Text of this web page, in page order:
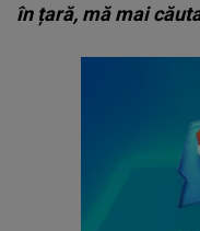
în țară, mă mai